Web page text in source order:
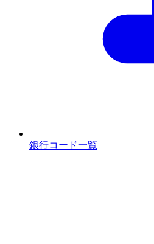
銀行コード一覧